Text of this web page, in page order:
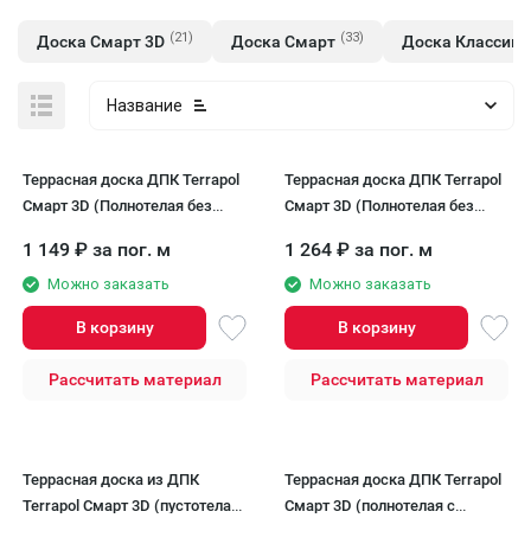
Доска Смарт 3D (21) Доска Смарт (33) Доска Классик
Название
Террасная доска ДПК Terrapol
Смарт 3D (Полнотелая без
1 149 ₽ за пог. м
Можно заказать
В корзину
Рассчитать материал
Террасная доска ДПК Terrapol
Смарт 3D (Полнотелая без
1 264 ₽ за пог. м
Можно заказать
В корзину
Рассчитать материал
Террасная доска из ДПК
Terrapol Смарт 3D (пустотелая
Террасная доска ДПК Terrapol
Смарт 3D (полнотелая с